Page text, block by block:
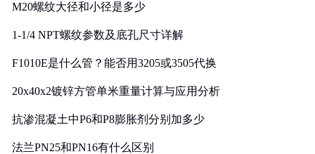
M20螺纹大径和小径是多少
1-1/4 NPT螺纹参数及底孔尺寸详解
F1010E是什么管？能否用3205或3505代换
20x40x2镀锌方管单米重量计算与应用分析
抗渗混凝土中P6和P8膨胀剂分别加多少
法兰PN25和PN16有什么区别